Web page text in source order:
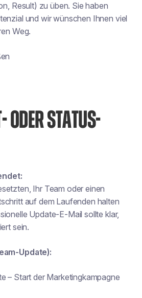
Result) zu üben. Sie haben
und wir wünschen Ihnen viel
Weg.
ODER STATUS-
Ihr Team oder einen
auf dem Laufenden halten
Update-E-Mail sollte klar,
sein.
Update):
– Start der Marketingkampagne